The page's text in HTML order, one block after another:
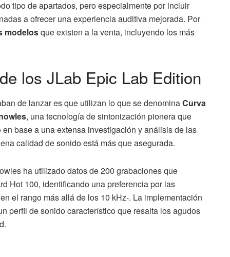
tipo de apartados, pero especialmente por incluir
a ofrecer una experiencia auditiva mejorada. Por
modelosque existen a la venta, incluyendo los más
los JLab Epic Lab Edition
de lanzar es que utilizan lo que se denominaCurva
, una tecnología de sintonización pionera que
en base a una extensa investigación y análisis de las
calidad de sonido está más que asegurada.
ha utilizado datos de 200 grabaciones que
Hot 100, identificando una preferencia por las
el rango más allá de los 10 kHz-. La implementación
perfil de sonido característico que resalta los agudos